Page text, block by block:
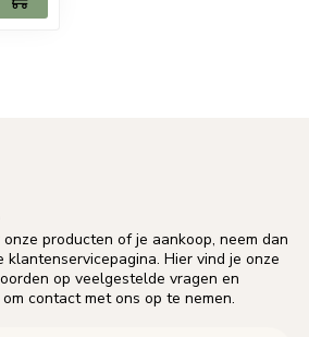
producten of je aankoop, neem dan
klantenservicepagina. Hier vind je onze
op veelgestelde vragen en
contact met ons op te nemen.